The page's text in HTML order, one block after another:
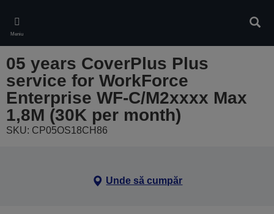
main
content
Meniu
05 years CoverPlus Plus
service for WorkForce
Enterprise WF-C/M2xxxx Max
1,8M (30K per month)
SKU: CP05OS18CH86
Unde să cumpăr